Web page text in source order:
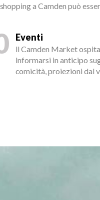
shopping a Camden può
Eventi
Il Camden Market
Informarsi in anticipo
comicità, proiezioni dal